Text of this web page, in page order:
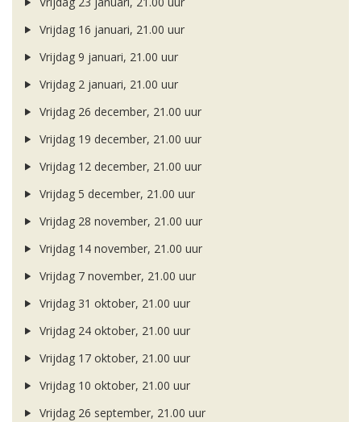
Vrijdag 16 januari, 21.00 uur
Vrijdag 9 januari, 21.00 uur
Vrijdag 2 januari, 21.00 uur
Vrijdag 26 december, 21.00 uur
Vrijdag 19 december, 21.00 uur
Vrijdag 12 december, 21.00 uur
Vrijdag 5 december, 21.00 uur
Vrijdag 28 november, 21.00 uur
Vrijdag 14 november, 21.00 uur
Vrijdag 7 november, 21.00 uur
Vrijdag 31 oktober, 21.00 uur
Vrijdag 24 oktober, 21.00 uur
Vrijdag 17 oktober, 21.00 uur
Vrijdag 10 oktober, 21.00 uur
Vrijdag 26 september, 21.00 uur